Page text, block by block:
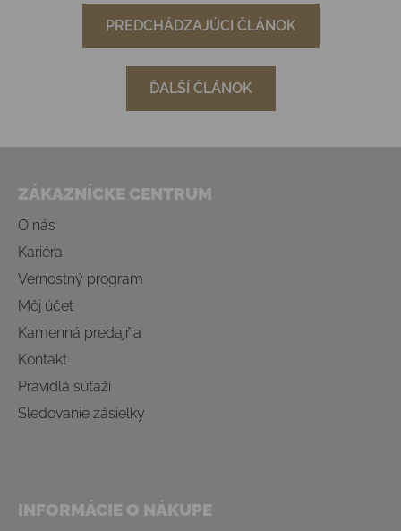
PREDCHÁDZAJÚCI ČLÁNOK
ĎALŠÍ ČLÁNOK
ZÁKAZNÍCKE CENTRUM
O nás
Kariéra
Vernostný program
Môj účet
Kamenná predajňa
Kontakt
Pravidlá súťaží
Sledovanie zásielky
INFORMÁCIE O NÁKUPE